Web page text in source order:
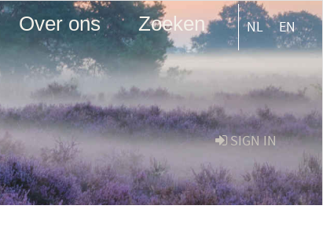
Over ons Zoeken NL EN
SIGN IN